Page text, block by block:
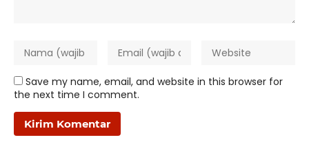
Save my name, email, and website in this browser for
the next time I comment.